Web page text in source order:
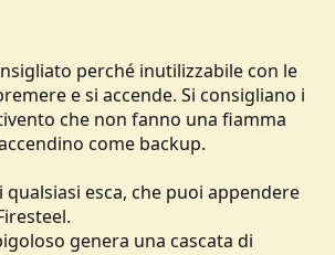
perché inutilizzabile con le
e si accende. Si consigliano i
che non fanno una fiamma
come backup.
esca, che puoi appendere
genera una cascata di